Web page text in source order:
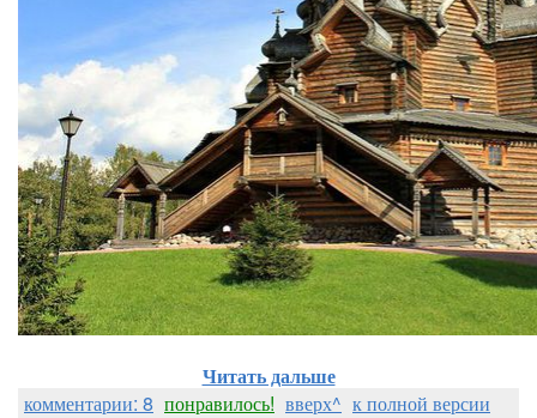
Читать дальше
комментарии: 8 понравилось! вверх^ к полной версии